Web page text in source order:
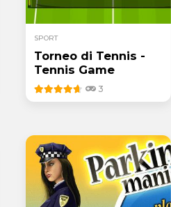
SPORT
Torneo di Tennis -
Tennis Game
3